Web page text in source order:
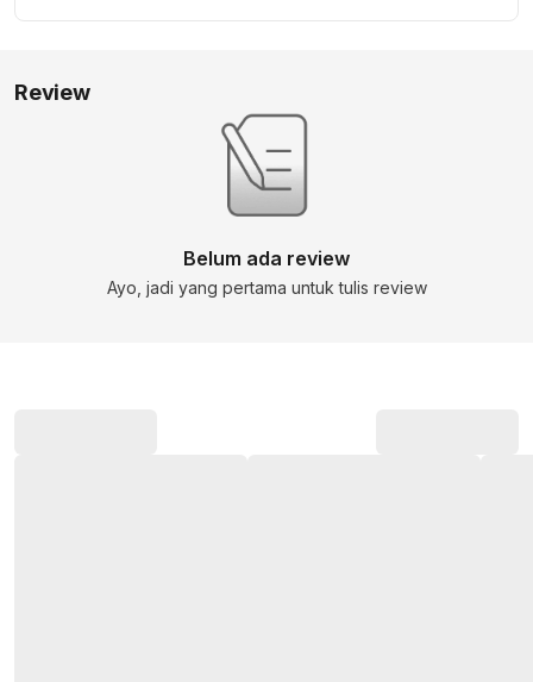
Review
Belum ada review
Ayo, jadi yang pertama untuk tulis review